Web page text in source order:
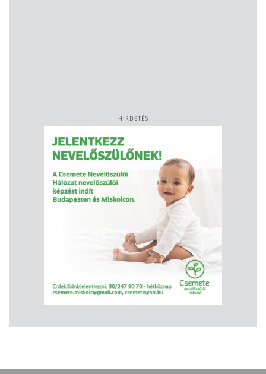
HIRDETÉS